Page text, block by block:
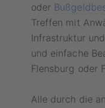
oder
Treffen mit
Infrastruktur
und einfache
Flensburg oder
Alle durch die